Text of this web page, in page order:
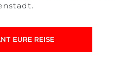
EURE REISE